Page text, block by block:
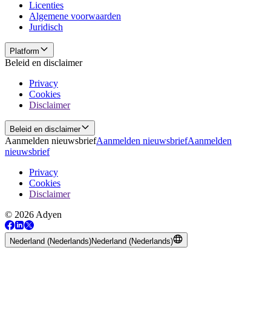
Licenties
Algemene voorwaarden
Juridisch
Platform
Beleid en disclaimer
Privacy
Cookies
Disclaimer
Beleid en disclaimer
Aanmelden nieuwsbriefAanmelden nieuwsbriefAanmelden
nieuwsbrief
Privacy
Cookies
Disclaimer
© 2026 Adyen
Nederland (Nederlands)Nederland (Nederlands)